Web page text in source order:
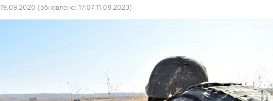
(обновлено: 17:07 11.08.2023)